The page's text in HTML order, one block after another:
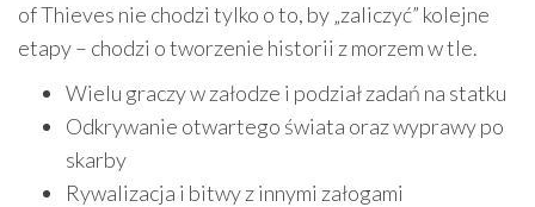
of Thieves nie chodzi tylko o to, by „zaliczyć” kolejne
etapy – chodzi o tworzenie historii z morzem w tle.
Wielu graczy w załodze i podział zadań na statku
Odkrywanie otwartego świata oraz wyprawy po
skarby
Rywalizacja i bitwy z innymi załogami